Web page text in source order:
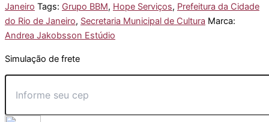
Janeiro Tags: Grupo BBM, Hope Serviços, Prefeitura da Cidade
do Rio de Janeiro, Secretaria Municipal de Cultura Marca:
Andrea Jakobsson Estúdio
Simulação de frete